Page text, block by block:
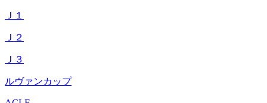
Ｊ１
Ｊ２
Ｊ３
ルヴァンカップ